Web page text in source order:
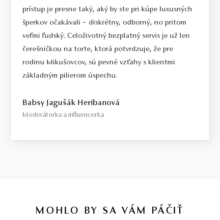
Select / náš tip
kvalitu za férovú cenu. Jedná sa o diamant bez akýchkoľvek
viditeľných kompromisov, starostlivo vybraný priamo na diamantovej
burze v Antverpách. Čistota SI1, farba H, výbrus Excellent,
fluorescencia Medium.
Top / vysoká kvalita
Diamant spĺňajúci najprísnejšie kritériá krásy, farby a čistoty. Pre
organizáciou na Slovensku, SGI.
V prípade kúpy diamantového
prístup je presne taký, aký by ste pri kúpe luxusných
šperkov očakávali – diskrétny, odborný, no pritom
veľmi ľudský. Celoživotný bezplatný servis je už len
čerešničkou na torte, ktorá potvrdzuje, že pre
rodinu Mikušovcov, sú pevné vzťahy s klientmi
základným pilierom úspechu.
Babsy Jagušák Heribanová
Moderátorka a influencerka
MOHLO BY SA VÁM PÁČIŤ